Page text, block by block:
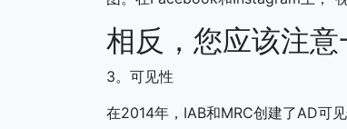
相反，您应该注
3。可见性
在2014年，IAB和MRC创建了AD可